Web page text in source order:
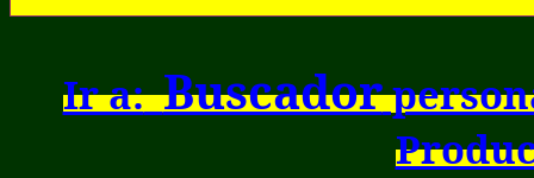
Ir a: Buscador